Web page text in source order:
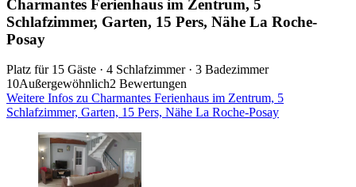
Charmantes Ferienhaus im Zentrum, 5
Schlafzimmer, Garten, 15 Pers, Nähe La Roche-
Posay
Platz für 15 Gäste · 4 Schlafzimmer · 3 Badezimmer
10Außergewöhnlich2 Bewertungen
Weitere Infos zu Charmantes Ferienhaus im Zentrum, 5
Schlafzimmer, Garten, 15 Pers, Nähe La Roche-Posay